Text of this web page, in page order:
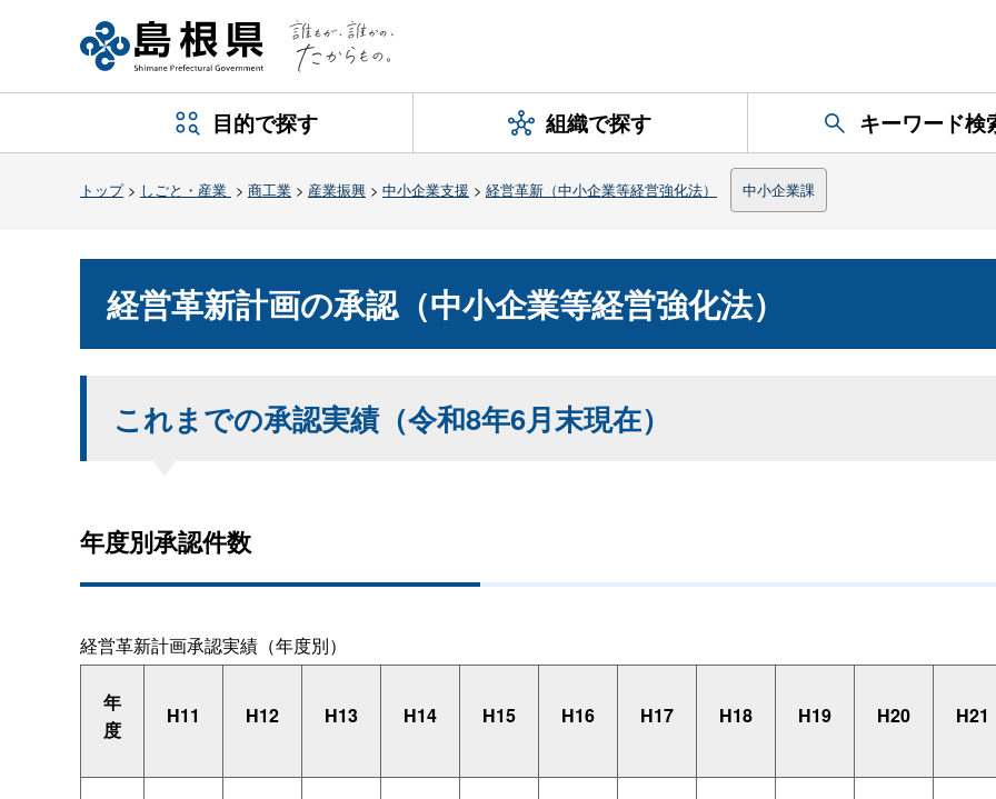
目的で探す 組織で探す キーワード検
トップ> しごと・産業 > 商工業 > 産業振興 > 中小企業支援 > 経営革新（中小企業等経営強化法） 中小企業課
経営革新計画の承認（中小企業等経営強化法）
これまでの承認実績（令和8年6月末現在）
年度別承認件数
経営革新計画承認実績（年度別）
年
度
H11 H12 H13 H14 H15 H16 H17 H18 H19 H20 H21